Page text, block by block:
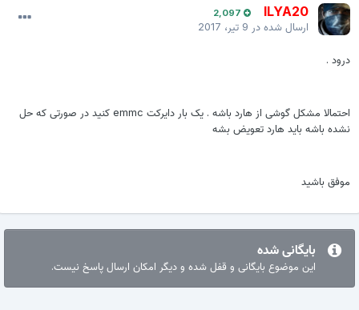
ILYA20
ارسال شده در9 تیر، 2017
.
احتمالا مشکل گوشی از هارد باشه . یک بار دایرکت emmc کنید در صورتی که حل
باشه باید هارد تعویض بشه
باشید
بایگانی شده
این موضوع بایگانی و قفل شده و دیگر امکان ارسال پاسخ نیست.